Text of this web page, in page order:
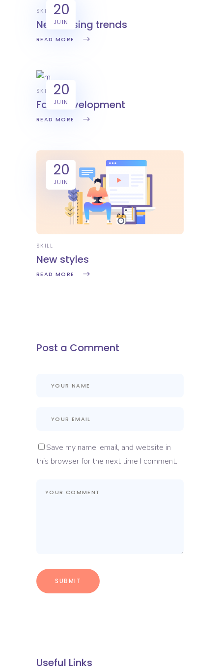
20
JUIN
SKILL
New desing trends
READ MORE
20
JUIN
SKILL
Fast development
READ MORE
20
JUIN
SKILL
New styles
READ MORE
Post a Comment
Save my name, email, and website in
this browser for the next time I comment.
Useful Links